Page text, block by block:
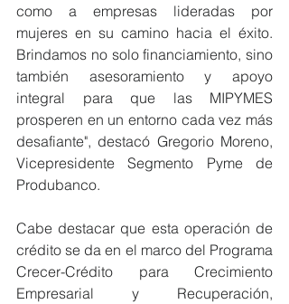
como a empresas lideradas por
mujeres en su camino hacia el éxito.
Brindamos no solo financiamiento, sino
también asesoramiento y apoyo
integral para que las MIPYMES
prosperen en un entorno cada vez más
desafiante", destacó Gregorio Moreno,
Vicepresidente Segmento Pyme de
Produbanco.
Cabe destacar que esta operación de
crédito se da en el marco del Programa
Crecer-Crédito para Crecimiento
Empresarial y Recuperación,